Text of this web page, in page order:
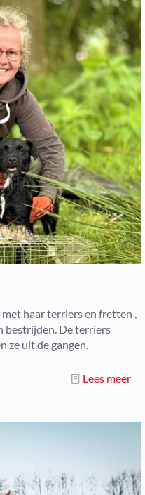
haar terriers en fretten ,
bestrijden. De terriers
ze uit de gangen.
Lees meer